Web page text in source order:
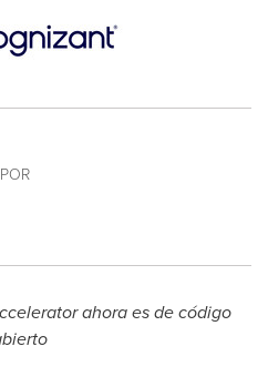
ahora es de código